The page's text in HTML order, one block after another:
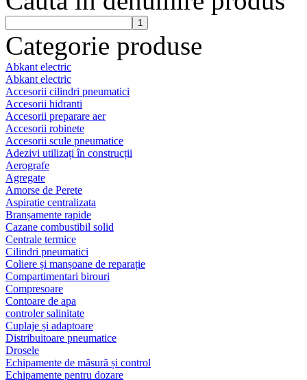
Categorie produse
Abkant electric
Abkant electric
Accesorii cilindri pneumatici
Accesorii hidranti
Accesorii preparare aer
Accesorii robinete
Accesorii scule pneumatice
Adezivi utilizați în construcții
Aerografe
Agregate
Amorse de Perete
Aspiratie centralizata
Branșamente rapide
Cazane combustibil solid
Centrale termice
Cilindri pneumatici
Coliere și manșoane de reparație
Compartimentari birouri
Compresoare
Contoare de apa
controler salinitate
Cuplaje și adaptoare
Distribuitoare pneumatice
Drosele
Echipamente de măsură și control
Echipamente pentru dozare